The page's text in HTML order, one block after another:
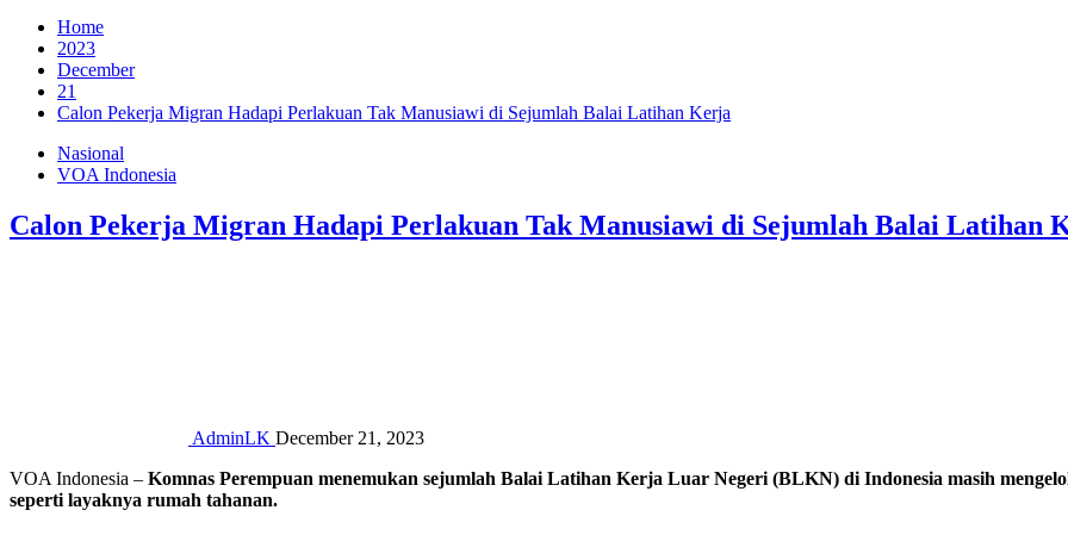
Home
2023
December
21
Calon Pekerja Migran Hadapi Perlakuan Tak Manusiawi di Sejumlah Balai Latihan Kerja
Nasional
VOA Indonesia
Calon Pekerja Migran Hadapi Perlakuan Tak Manusiawi di Sejumlah Balai Latihan
AdminLK December 21, 2023
VOA Indonesia – Komnas Perempuan menemukan sejumlah Balai Latihan Kerja Luar Negeri (BLKN) di Indonesia masih
seperti layaknya rumah tahanan.